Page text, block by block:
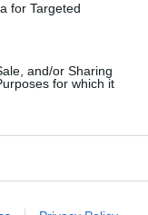
for Targeted
and/or Sharing
for which it
5 dei playoff di